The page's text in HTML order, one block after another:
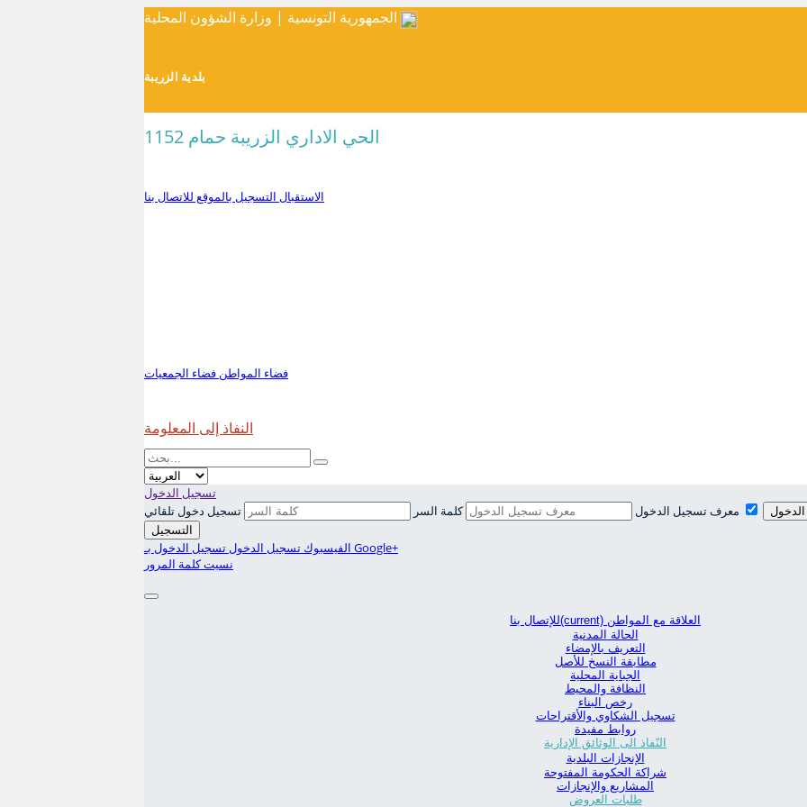
الجمهورية التونسية | وزارة الشؤون المحلية
بلدية الزريبة
الحي الاداري الزريبة حمام 1152
الاستقبال التسجيل بالموقع للاتصال بنا
فضاء المواطن فضاء الجمعيات
النفاذ إلى المعلومة
تسجيل الدخول
معرف تسجيل الدخول
كلمة السر تسجيل دخول تلقائي
التسجيل
الفيسبوك تسجيل الدخول تسجيل الدخول بـ Google+
نسيت كلمة المرور
للإتصال بنا(current) العلاقة مع المواطن
الحالة المدنية
التعريف بالإمضاء
مطابقة النسخ للأصل
الجباية المحلية
النظافة والمحيط
رخص البناء
تسجيل الشكاوي والأقتراحات
روابط مفيدة
النّفاذ الى الوثائق الإدارية
الإنجازات البلدية
شراكة الحكومة المفتوحة
المشاريع والإنجازات
طلبات العروض